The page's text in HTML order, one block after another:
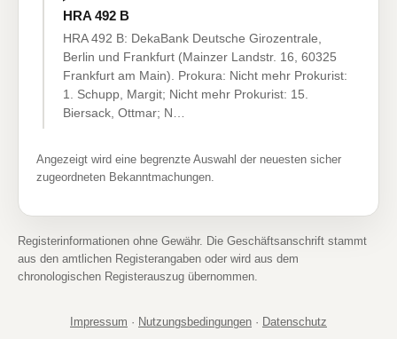
HRA 492 B
HRA 492 B: DekaBank Deutsche Girozentrale,
Berlin und Frankfurt (Mainzer Landstr. 16, 60325
Frankfurt am Main). Prokura: Nicht mehr Prokurist:
1. Schupp, Margit; Nicht mehr Prokurist: 15.
Biersack, Ottmar; N…
Angezeigt wird eine begrenzte Auswahl der neuesten sicher
zugeordneten Bekanntmachungen.
Registerinformationen ohne Gewähr. Die Geschäftsanschrift stammt
aus den amtlichen Registerangaben oder wird aus dem
chronologischen Registerauszug übernommen.
Impressum · Nutzungsbedingungen · Datenschutz